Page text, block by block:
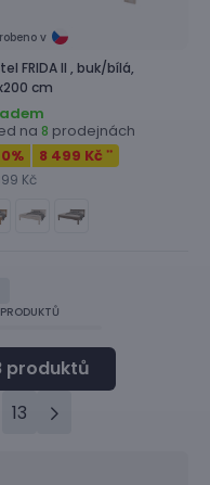
v
FRIDA II , buk/bílá,
cm
na 8 prodejnách
% 8 499 Kč **
Kč
13